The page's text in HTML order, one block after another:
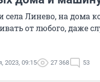
села Линево, на дома
от любого, даже
2023, 09:15 27 368 53